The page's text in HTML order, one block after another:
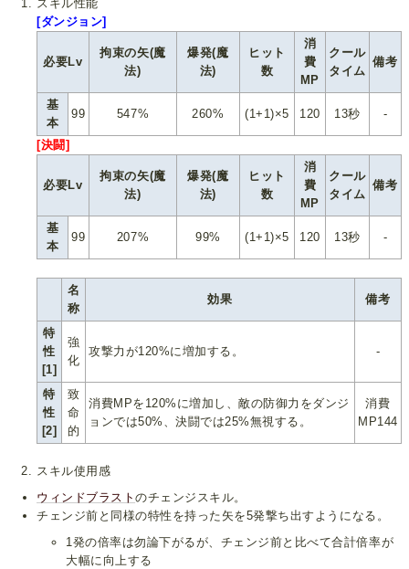
スキル性能
[ダンジョン]
必要Lv
拘束の矢(魔
法)
爆発(魔
法)
ヒット
数
消
費
MP
クール
タイム
備考
基
本
99 547% 260% (1+1)×5 120 13秒 -
[決闘]
必要Lv
拘束の矢(魔
法)
爆発(魔
法)
ヒット
数
消
費
MP
クール
タイム
備考
基
本
99 207% 99% (1+1)×5 120 13秒 -
名
称
効果 備考
特
性
[1]
強
化
攻撃力が120%に増加する。 -
特
性
[2]
致
命
的
消費MPを120%に増加し、敵の防御力をダンジ
ョンでは50%、決闘では25%無視する。
消費
MP144
スキル使用感
ウィンドブラストのチェンジスキル。
チェンジ前と同様の特性を持った矢を5発撃ち出すようになる。
1発の倍率は勿論下がるが、チェンジ前と比べて合計倍率が
大幅に向上する